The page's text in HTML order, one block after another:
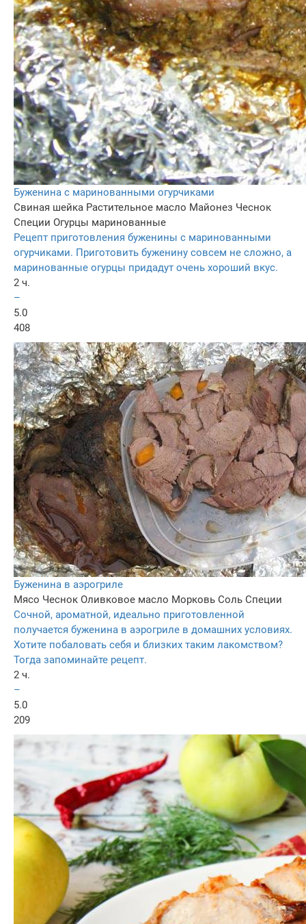
Буженина с маринованными огурчиками
Свиная шейка Растительное масло Майонез Чеснок
Специи Огурцы маринованные
Рецепт приготовления буженины с маринованными
огурчиками. Приготовить буженину совсем не сложно, а
маринованные огурцы придадут очень хороший вкус.
2 ч.
–
5.0
408
Буженина в аэрогриле
Мясо Чеснок Оливковое масло Морковь Соль Специи
Сочной, ароматной, идеально приготовленной
получается буженина в аэрогриле в домашних условиях.
Хотите побаловать себя и близких таким лакомством?
Тогда запоминайте рецепт.
2 ч.
–
5.0
209